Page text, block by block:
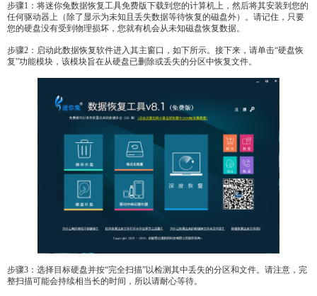
步骤1：将迷你兔数据恢复工具免费版下载到您的计算机上，然后将其安装到您的
任何驱动器上（除了显示为未知且丢失数据等待恢复的磁盘外）。请记住，只要
您的硬盘没有受到物理损坏，您就有机会从未知磁盘恢复数据。
步骤2：启动此数据恢复软件进入其主窗口，如下所示。接下来，请单击“硬盘恢
复”功能模块，该模块旨在从硬盘已删除或丢失的分区中恢复文件。
步骤3：选择目标硬盘并按“完全扫描”以检测其中丢失的分区和文件。请注意，完
整扫描可能会持续相当长的时间，所以请耐心等待。